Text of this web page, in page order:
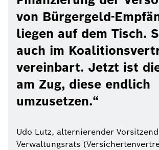
von Bürgergeld-
liegen auf dem Tisch.
auch im
vereinbart. Jetzt ist
am Zug, diese endlich
umzusetzen.
Udo Lutz, alternierender
Verwaltungsrats